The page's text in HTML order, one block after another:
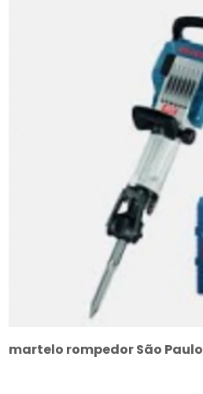
martelo rompedor São Paulo